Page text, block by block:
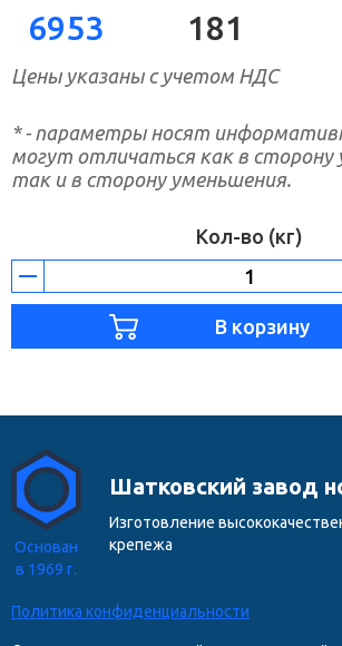
6953 181
Цены указаны с учетом НДС
* - параметры носят
могут отличаться как в сторону
так и в сторону уменьшения.
Кол-во (кг)
Основан
в 1969 г.
Шатковский завод
Изготовление
крепежа
Политика конфиденциальности